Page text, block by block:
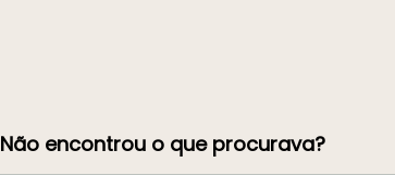
Não encontrou o que procurava?